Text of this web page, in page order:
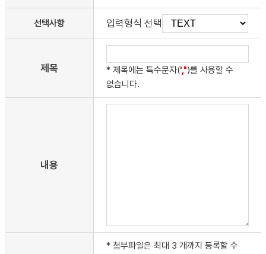
선택사항 입력형식 선택
제목 * 제목에는 특수문자(',")를 사용할 수
없습니다.
내용
* 첨부파일은 최대 3 개까지 등록할 수